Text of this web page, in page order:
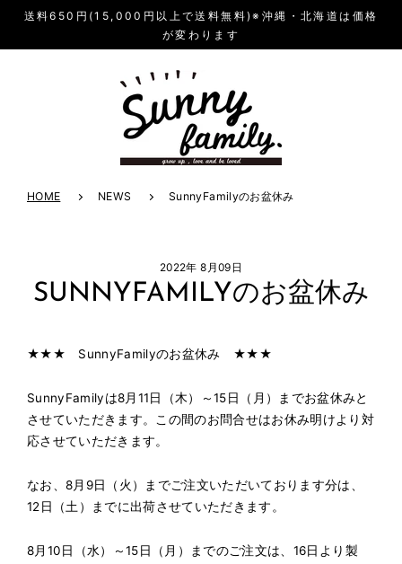
送料650円(15,000円以上で送料無料)※沖縄・北海道は価格
が変わります
HOME NEWS SunnyFamilyのお盆休み
2022年 8月09日
SUNNYFAMILYのお盆休み
★★★ SunnyFamilyのお盆休み ★★★
SunnyFamilyは8月11日（木）～15日（月）までお盆休みと
させていただきます。この間のお問合せはお休み明けより対
応させていただきます。
なお、8月9日（火）までご注文いただいております分は、
12日（土）までに出荷させていただきます。
8月10日（水）～15日（月）までのご注文は、16日より製